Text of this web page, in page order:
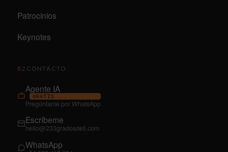
Patrocinios
Keynotes
02 CONTACTO
Agente IA
GRATIS
Pregúntame por WhatsApp
Escríbeme
hello@233gradosdeti.com
WhatsApp